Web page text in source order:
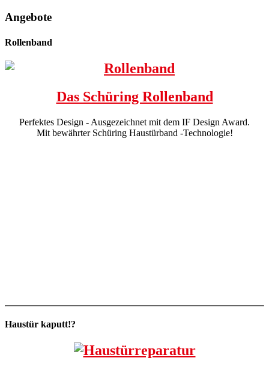
Angebote
Rollenband
Das Schüring Rollenband
Perfektes Design - Ausgezeichnet mit dem IF Design Award.
Mit bewährter Schüring Haustürband -Technologie!
Haustür kaputt!?